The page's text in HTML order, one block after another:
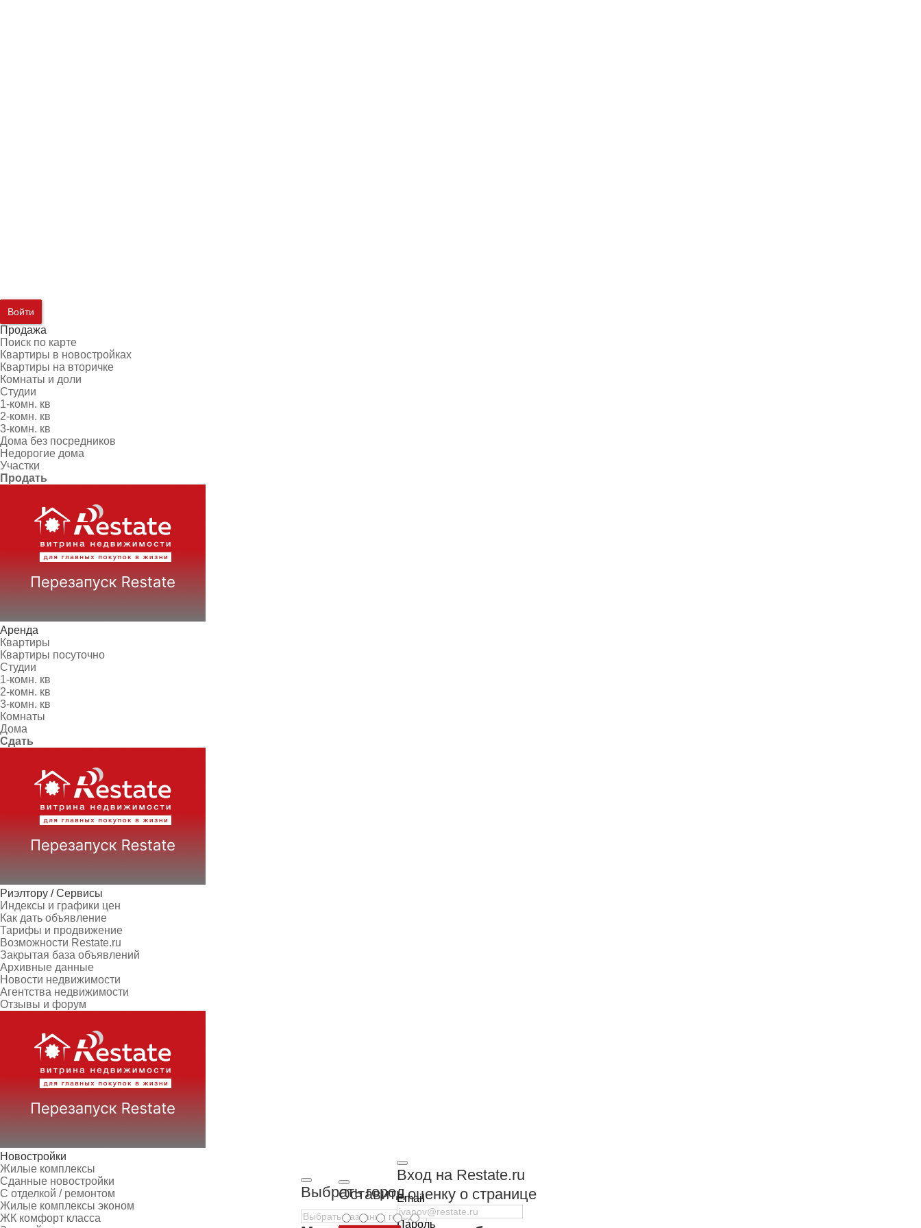
Войти
Продажа
Поиск по карте
Квартиры в новостройках
Квартиры на вторичке
Комнаты и доли
Студии
1-комн. кв
2-комн. кв
3-комн. кв
Дома без посредников
Недорогие дома
Участки
Продать
Аренда
Квартиры
Квартиры посуточно
Студии
1-комн. кв
2-комн. кв
3-комн. кв
Комнаты
Дома
Сдать
Риэлтору / Сервисы
Индексы и графики цен
Как дать объявление
Тарифы и продвижение
Возможности Restate.ru
Закрытая база объявлений
Архивные данные
Новости недвижимости
Агентства недвижимости
Отзывы и форум
Новостройки
Жилые комплексы
Сданные новостройки
С отделкой / ремонтом
Жилые комплексы эконом
ЖК комфорт класса
Выбрать город
Вход на Restate.ru
Email
Пароль
Оставить оценку о странице